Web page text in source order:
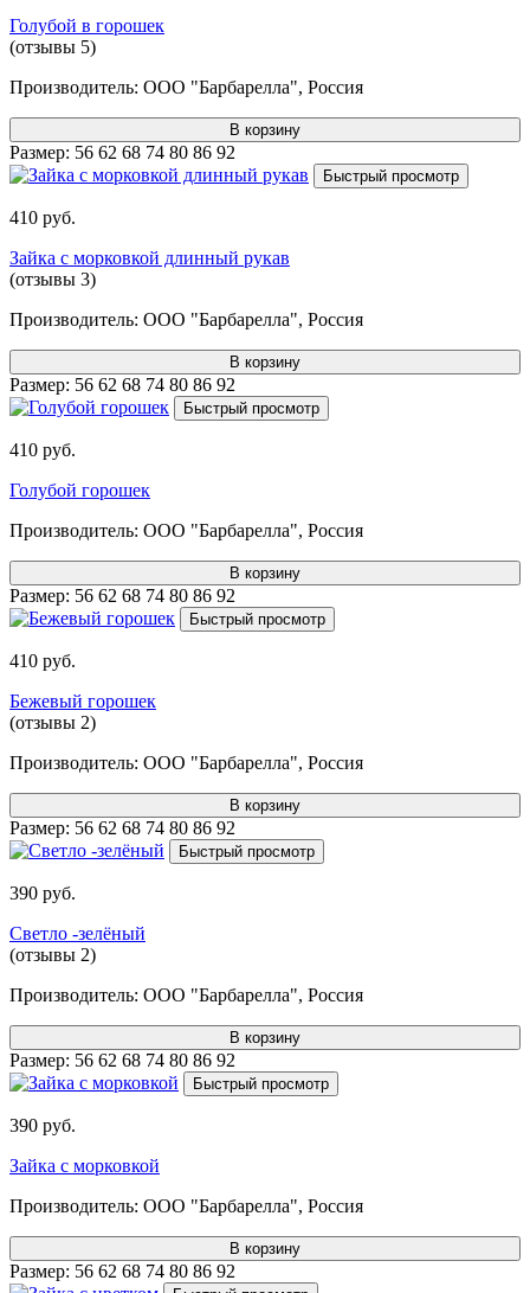
Голубой в горошек
(отзывы 5)
Производитель: ООО "Барбарелла", Россия
В корзину
Размер: 56 62 68 74 80 86 92
Быстрый просмотр
410 руб.
Зайка с морковкой длинный рукав
(отзывы 3)
Производитель: ООО "Барбарелла", Россия
В корзину
Размер: 56 62 68 74 80 86 92
Быстрый просмотр
410 руб.
Голубой горошек
Производитель: ООО "Барбарелла", Россия
В корзину
Размер: 56 62 68 74 80 86 92
Быстрый просмотр
410 руб.
Бежевый горошек
(отзывы 2)
Производитель: ООО "Барбарелла", Россия
В корзину
Размер: 56 62 68 74 80 86 92
Быстрый просмотр
390 руб.
Светло -зелёный
(отзывы 2)
Производитель: ООО "Барбарелла", Россия
В корзину
Размер: 56 62 68 74 80 86 92
Быстрый просмотр
390 руб.
Зайка с морковкой
Производитель: ООО "Барбарелла", Россия
В корзину
Размер: 56 62 68 74 80 86 92